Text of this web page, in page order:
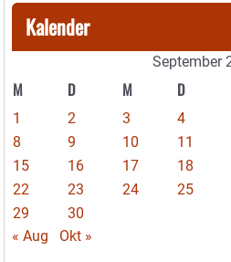
Kalender
September
M D M D
1 2 3 4
8
9 10 11
15
16 17 18
22
23 24 25
29
30
« Aug
Okt »